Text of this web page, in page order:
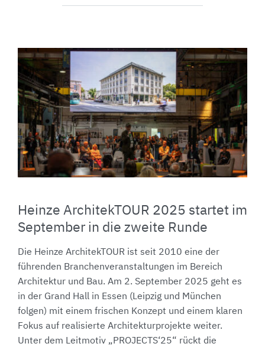
Heinze ArchitekTOUR 2025 startet im
September in die zweite Runde
Die Heinze ArchitekTOUR ist seit 2010 eine der
führenden Branchenveranstaltungen im Bereich
Architektur und Bau. Am 2. September 2025 geht es
in der Grand Hall in Essen (Leipzig und München
folgen) mit einem frischen Konzept und einem klaren
Fokus auf realisierte Architekturprojekte weiter.
Unter dem Leitmotiv „PROJECTS‘25“ rückt die